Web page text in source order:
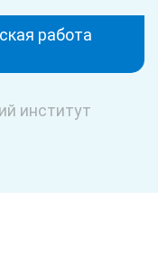
работа
институт